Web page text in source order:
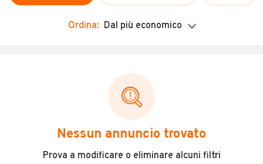
Concessionari
Ordina: Dal più economico
Nessun annuncio trovato
Prova a modificare o eliminare alcuni filtri